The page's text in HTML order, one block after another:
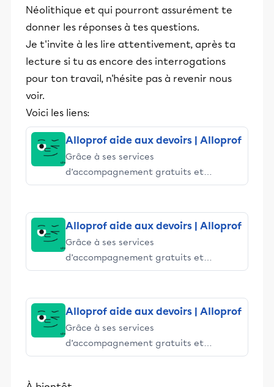
Néolithique et qui pourront assurément te
donner les réponses à tes questions.
Je t'invite à les lire attentivement, après ta
lecture si tu as encore des interrogations
pour ton travail, n'hésite pas à revenir nous
voir.
Voici les liens:
Alloprof aide aux devoirs | Alloprof
Grâce à ses services
d’accompagnement gratuits et
stimulants, Alloprof engage les élèves
Alloprof aide aux devoirs | Alloprof
Grâce à ses services
d’accompagnement gratuits et
stimulants, Alloprof engage les élèves
Alloprof aide aux devoirs | Alloprof
Grâce à ses services
d’accompagnement gratuits et
stimulants, Alloprof engage les élèves